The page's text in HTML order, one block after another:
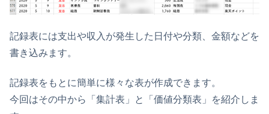
記録表には支出や収入が発生した日付や分類、金額などを
書き込みます。
記録表をもとに簡単に様々な表が作成できます。
今回はその中から「集計表」と「価値分類表」を紹介しま